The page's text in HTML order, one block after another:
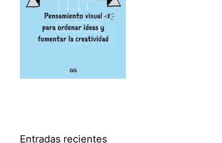
Entradas recientes